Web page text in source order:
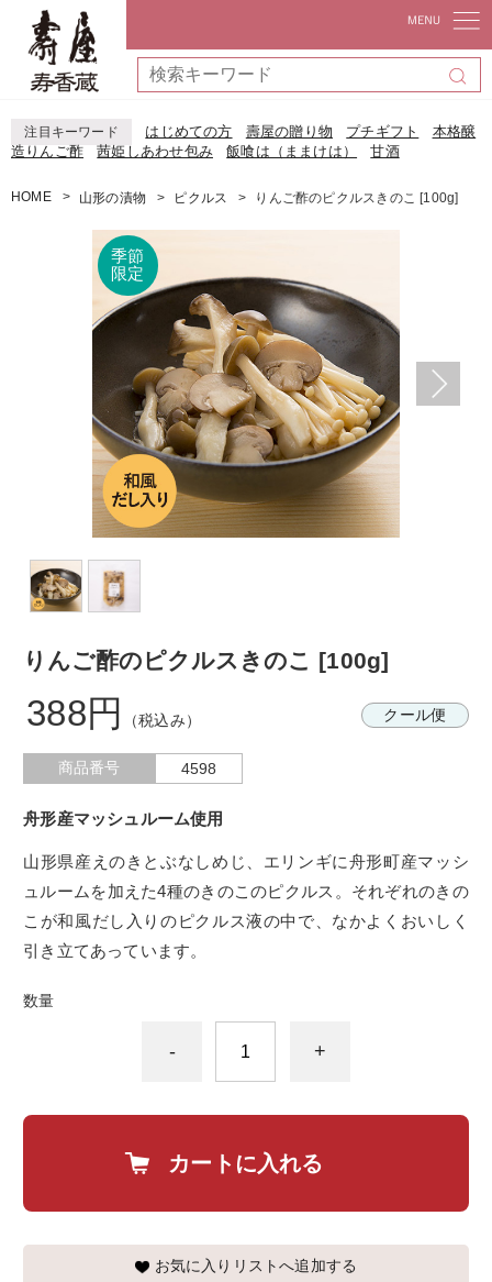
注目キーワード はじめての方 壽屋の贈り物 プチギフト
本格醸
造りんご酢
茜姫しあわせ包み 飯喰は（ままけは） 甘酒
HOME 山形の漬物 ピクルス りんご酢のピクルスきのこ [100g]
りんご酢のピクルスきのこ [100g]
クール便
388円 （税込み）
商品番号 4598
舟形産マッシュルーム使用
山形県産えのきとぶなしめじ、エリンギに舟形町産マッシ
ュルームを加えた4種のきのこのピクルス。それぞれのきの
こが和風だし入りのピクルス液の中で、なかよくおいしく
引き立てあっています。
数量
- +
カートに入れる
お気に入りリストへ追加する